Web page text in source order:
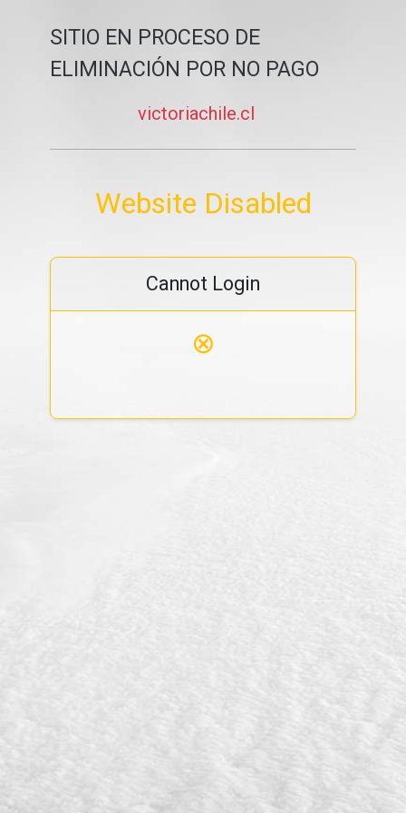
SITIO EN PROCESO DE
ELIMINACIÓN POR NO PAGO
victoriachile.cl
Website Disabled
Cannot Login
⊗